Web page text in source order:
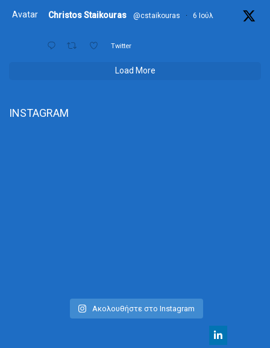
Avatar Christos Staikouras @cstaikouras · 6 Ιούλ
Twitter
Load More
INSTAGRAM
Ακολουθήστε στο Instagram